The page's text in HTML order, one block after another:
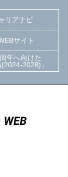
リアナビ
サイト
年へ向けた
(2024-2028)」